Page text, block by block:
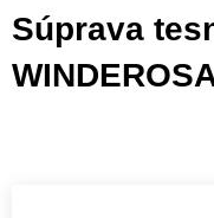
Súprava